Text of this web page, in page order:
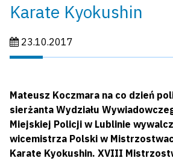
Karate Kyokushin
Data publikacji:
23.10.2017
Mateusz Koczmara na co dzień
sierżanta Wydziału
Miejskiej Policji w Lublinie
wicemistrza Polski w
Karate Kyokushin. XVIII